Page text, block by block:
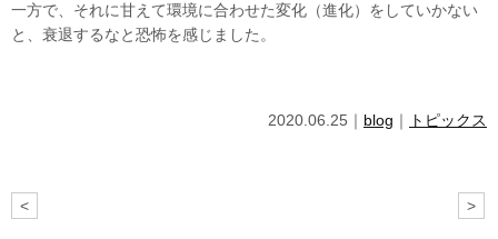
一方で、それに甘えて環境に合わせた変化（進化）をしていかない
と、衰退するなと恐怖を感じました。
2020.06.25｜ blog ｜ トピックス
< >